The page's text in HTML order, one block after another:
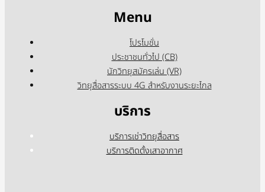
Menu
โปรโมชั่น
ประชาชนทั่วไป (CB)
นักวิทยุสมัครเล่น (VR)
วิทยุสื่อสารระบบ 4G สำหรับงานระยะไกล
บริการ
บริการเช่าวิทยุสื่อสาร
บริการติดตั้งเสาอากาศ